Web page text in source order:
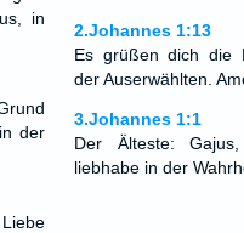
in
der
2.Johannes 1:13
Es grüßen dich die
der Auserwählten.
3.Johannes 1:1
Der Älteste:
liebhabe in der